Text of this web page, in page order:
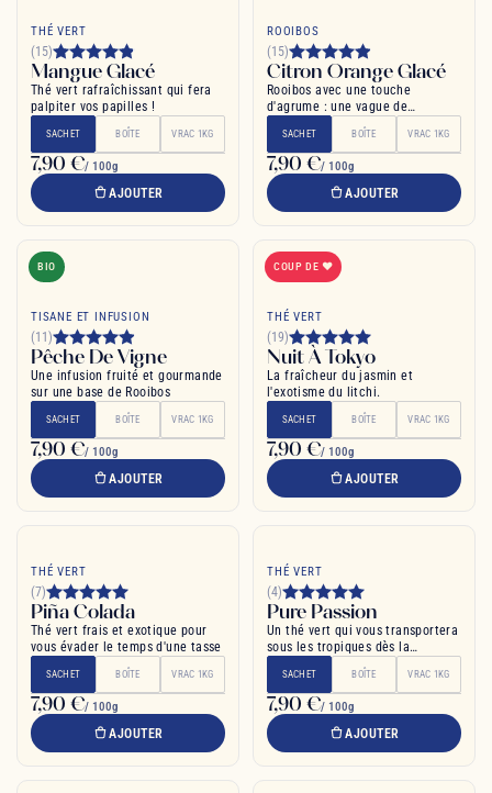
THÉ VERT
(15)
Mangue Glacé
Thé vert rafraîchissant qui fera
palpiter vos papilles !
SACHET BOÎTE VRAC 1KG
7,90 €/ 100g
AJOUTER
ROOIBOS
(15)
Citron Orange Glacé
Rooibos avec une touche
d'agrume : une vague de
SACHET BOÎTE VRAC 1KG
7,90 €/ 100g
AJOUTER
BIO
TISANE ET INFUSION
(11)
Pêche De Vigne
Une infusion fruité et gourmande
sur une base de Rooibos
SACHET BOÎTE VRAC 1KG
7,90 €/ 100g
AJOUTER
COUP DE ❤
THÉ VERT
(19)
Nuit À Tokyo
La fraîcheur du jasmin et
l'exotisme du litchi.
SACHET BOÎTE VRAC 1KG
7,90 €/ 100g
AJOUTER
THÉ VERT
(7)
Piña Colada
Thé vert frais et exotique pour
vous évader le temps d'une tasse
SACHET BOÎTE VRAC 1KG
7,90 €/ 100g
AJOUTER
THÉ VERT
(4)
Pure Passion
Un thé vert qui vous transportera
sous les tropiques dès la
SACHET BOÎTE VRAC 1KG
7,90 €/ 100g
AJOUTER